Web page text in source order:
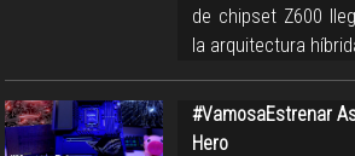
de chipset Z600
la arquitectura
#VamosaEstrenar
Hero